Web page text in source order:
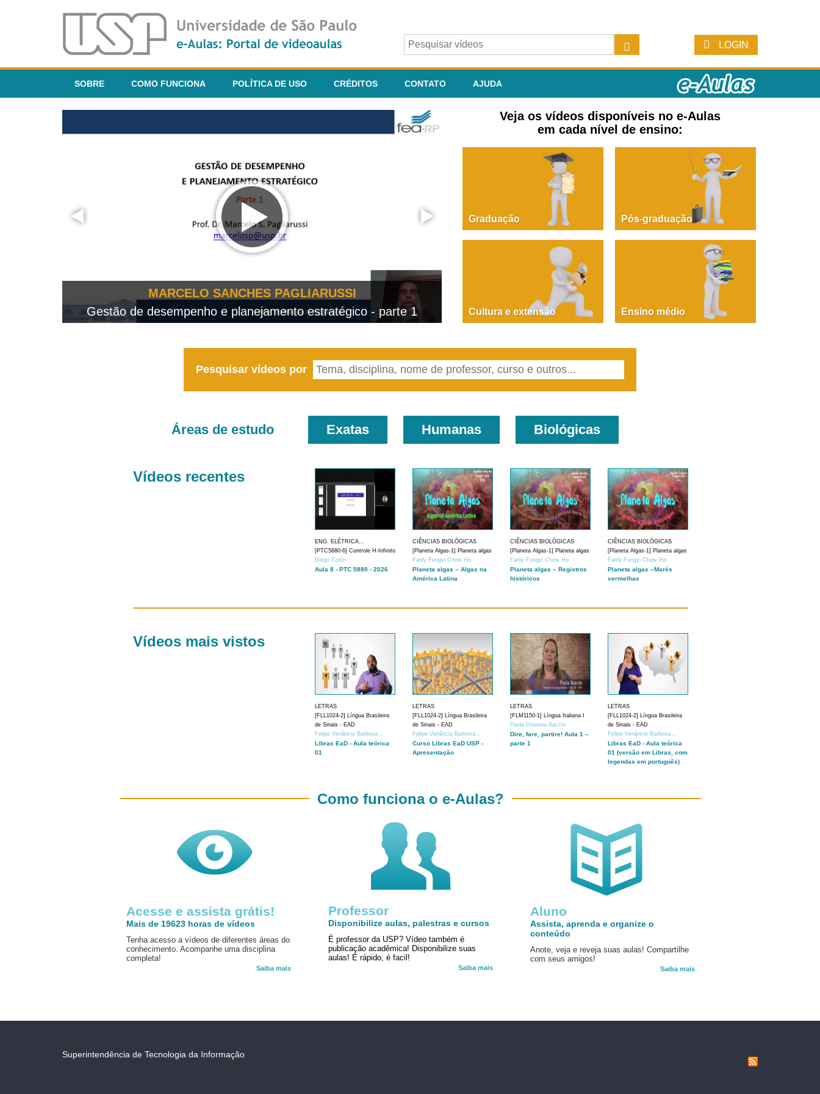
LOGIN
SOBRE COMO FUNCIONA POLÍTICA DE USO CRÉDITOS CONTATO AJUDA
MARCELO SANCHES PAGLIARUSSI
Gestão de desempenho e planejamento estratégico - parte 1
PAOLA GIUSTINA BACCIN
Dire, fare, partire! Aula 1 – parte 1
Veja os vídeos disponíveis no e-Aulas
em cada nível de ensino:
Graduação Pós-graduação
Cultura e extensão Ensino médio
Pesquisar vídeos por
Áreas de estudo Exatas Humanas Biológicas
Vídeos recentes
ENG. ELÉTRICA...
[PTC5880-6] Controle H-Infinito
Diego Colón
Aula 8 - PTC 5880 - 2026
CIÊNCIAS BIOLÓGICAS
[Planeta Algas-1] Planeta algas
Fanly Fungyi Chow Ho
Planeta algas – Algas na
América Latina
CIÊNCIAS BIOLÓGICAS
[Planeta Algas-1] Planeta algas
Fanly Fungyi Chow Ho
Planeta algas – Registros
históricos
CIÊNCIAS BIOLÓGICAS
[Planeta Algas-1] Planeta algas
Fanly Fungyi Chow Ho
Planeta algas –Marés
vermelhas
Vídeos mais vistos
LETRAS
[FLL1024-2] Língua Brasileira
de Sinais - EAD
Felipe Venâncio Barbosa...
Libras EaD - Aula teórica
01
LETRAS
[FLL1024-2] Língua Brasileira
de Sinais - EAD
Felipe Venâncio Barbosa...
Curso Libras EaD USP -
Apresentação
LETRAS
[FLM1150-1] Língua Italiana I
Paola Giustina Baccin
Dire, fare, partire! Aula 1 –
parte 1
LETRAS
[FLL1024-2] Língua Brasileira
de Sinais - EAD
Felipe Venâncio Barbosa...
Libras EaD - Aula teórica
01 (versão em Libras, com
legendas em português)
Acesse e assista grátis!
Mais de 19623 horas de vídeos
Tenha acesso a vídeos de diferentes áreas do
conhecimento. Acompanhe uma disciplina
completa!
Saiba mais
Aluno
Assista, aprenda e organize o
conteúdo
Anote, veja e reveja suas aulas! Compartilhe
com seus amigos!
Saiba mais
Como funciona o e-Aulas?
Professor
Disponibilize aulas, palestras e cursos
É professor da USP? Vídeo também é
publicação acadêmica! Disponibilize suas
aulas! É rápido, é facil!
Saiba mais
Superintendência de Tecnologia da Informação